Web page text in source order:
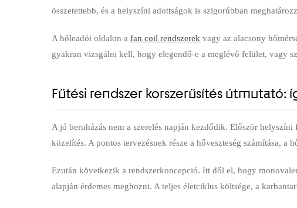
összetettebb, és a helyszíni adottságok is szigorúbban
A hőleadói oldalon a fan coil rendszerek vagy az alacsony
gyakran vizsgálni kell, hogy elegendő-e a meglévő felület, vagy
Fűtési rendszer korszerűsítés útmutató:
A jó beruházás nem a szerelés napján kezdődik. Először
közelítés. A pontos tervezésnek része a hőveszteség számítása,
Ezután következik a rendszerkoncepció. Itt dől el, hogy
alapján érdemes meghozni. A teljes életciklus költsége, a